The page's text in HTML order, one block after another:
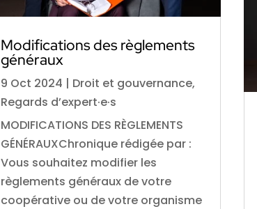
Modifications des règlements
généraux
9 Oct 2024 | Droit et gouvernance,
Regards d’expert·e·s
MODIFICATIONS DES RÈGLEMENTS
GÉNÉRAUXChronique rédigée par :
Vous souhaitez modifier les
règlements généraux de votre
coopérative ou de votre organisme